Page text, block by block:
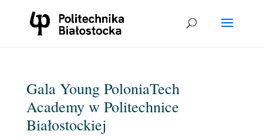
Gala Young PoloniaTech
Academy w Politechnice
Białostockiej